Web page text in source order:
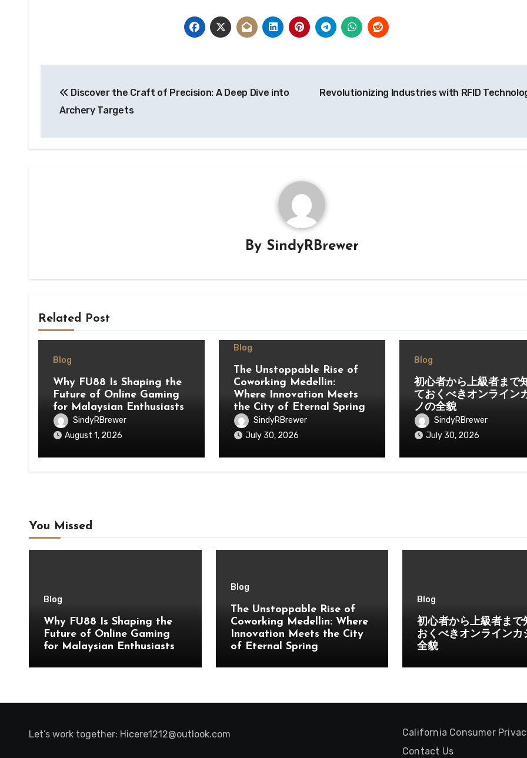
navigation
Discover the Craft of Precision: A Deep Dive into
Archery Targets
Revolutionizing Industries with RFID
By SindyRBrewer
Related Post
Blog
Why FU88 Is Shaping the
Future of Online Gaming
for Malaysian Enthusiasts
SindyRBrewer
August 1, 2026
Blog
The Unstoppable Rise of
Coworking Medellin:
Where Innovation Meets
the City of Eternal Spring
SindyRBrewer
July 30, 2026
Blog
初心者から上級者まで
ておくべきオンライン
ノの全貌
SindyRBrewer
July 30, 2026
You Missed
Blog
Why FU88 Is Shaping the
Future of Online Gaming
for Malaysian Enthusiasts
Blog
The Unstoppable Rise of
Coworking Medellin: Where
Innovation Meets the City
of Eternal Spring
Blog
初心者から上級者まで
おくべきオンラインカ
全貌
Let’s work together: Hicere1212@outlook.com
California Consumer
Contact Us